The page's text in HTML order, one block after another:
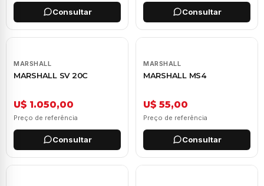
Consultar Consultar
MARSHALL
MARSHALL SV 20C
U$ 1.050,00
Preço de referência
Consultar
MARSHALL
MARSHALL MS4
U$ 55,00
Preço de referência
Consultar